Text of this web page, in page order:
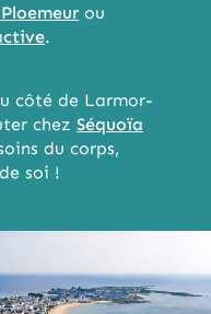
ou
.
côté de Larmor-
chez Séquoïa
du corps,
soi !